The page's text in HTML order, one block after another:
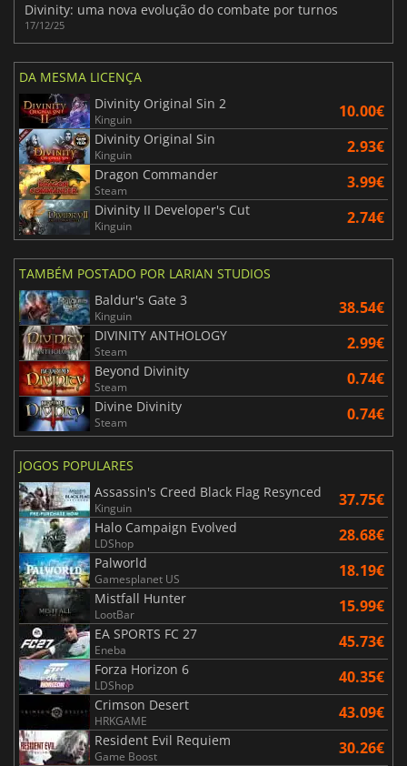
Divinity: uma nova evolução do combate por turnos
17/12/25
DA MESMA LICENÇA
Divinity Original Sin 2
Kinguin 10.00€
Divinity Original Sin
Kinguin 2.93€
Dragon Commander
Steam 3.99€
Divinity II Developer's Cut
Kinguin 2.74€
TAMBÉM POSTADO POR LARIAN STUDIOS
Baldur's Gate 3
Kinguin 38.54€
DIVINITY ANTHOLOGY
Steam 2.99€
Beyond Divinity
Steam 0.74€
Divine Divinity
Steam 0.74€
JOGOS POPULARES
Assassin's Creed Black Flag Resynced
Kinguin 37.75€
Halo Campaign Evolved
LDShop 28.68€
Palworld
Gamesplanet US 18.19€
Mistfall Hunter
LootBar 15.99€
EA SPORTS FC 27
Eneba 45.73€
Forza Horizon 6
LDShop 40.35€
Crimson Desert
HRKGAME 43.09€
Resident Evil Requiem
Game Boost 30.26€